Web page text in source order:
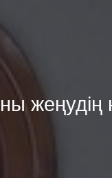
жеңудің